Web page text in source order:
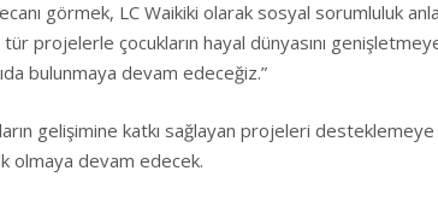
görmek, LC Waikiki olarak sosyal sorumluluk
projelerle çocukların hayal dünyasını
bulunmaya devam edeceğiz.”
gelişimine katkı sağlayan projeleri desteklemeye
olmaya devam edecek.